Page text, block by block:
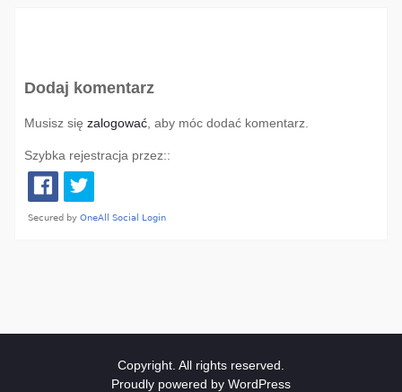
Dodaj komentarz
Musisz się zalogować, aby móc dodać komentarz.
Szybka rejestracja przez::
Copyright. All rights reserved.
Proudly powered by WordPress